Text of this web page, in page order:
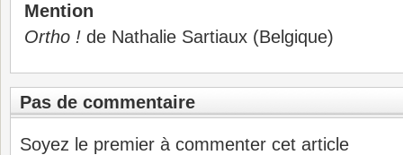
Mention
Ortho ! de Nathalie Sartiaux (Belgique)
Pas de commentaire
Soyez le premier à commenter cet article